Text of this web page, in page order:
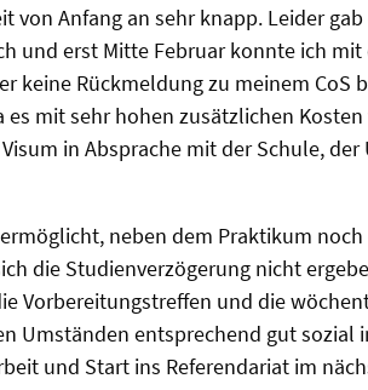
von Anfang an sehr knapp. Leider
und erst Mitte Februar konnte ich
keine Rückmeldung zu meinem CoS
mit sehr hohen zusätzlichen
in Absprache mit der Schule,
neben dem Praktikum noch
die Studienverzögerung nicht
Vorbereitungstreffen und die
Umständen entsprechend gut sozial
und Start ins Referendariat im